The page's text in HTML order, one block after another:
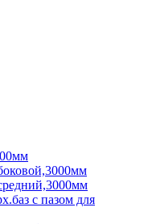
с пазом для